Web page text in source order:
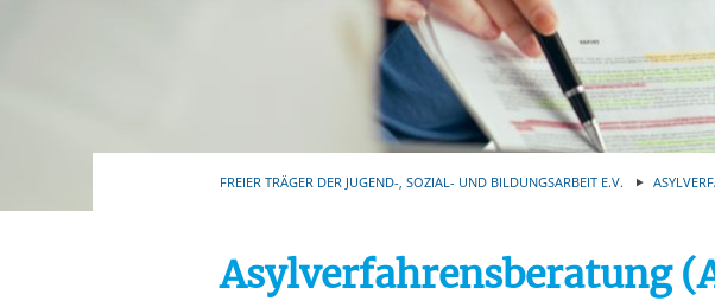
Ihre etwaige Einwilligung erstreckt sich nicht
der von Ihnen aufgerufenen und somit
aufgrund berechtigter Interessen und daher
FREIER TRÄGER DER JUGEND-, SOZIAL- UND BILDUNGSARBEIT E.V.
Asylverfahrensberatung